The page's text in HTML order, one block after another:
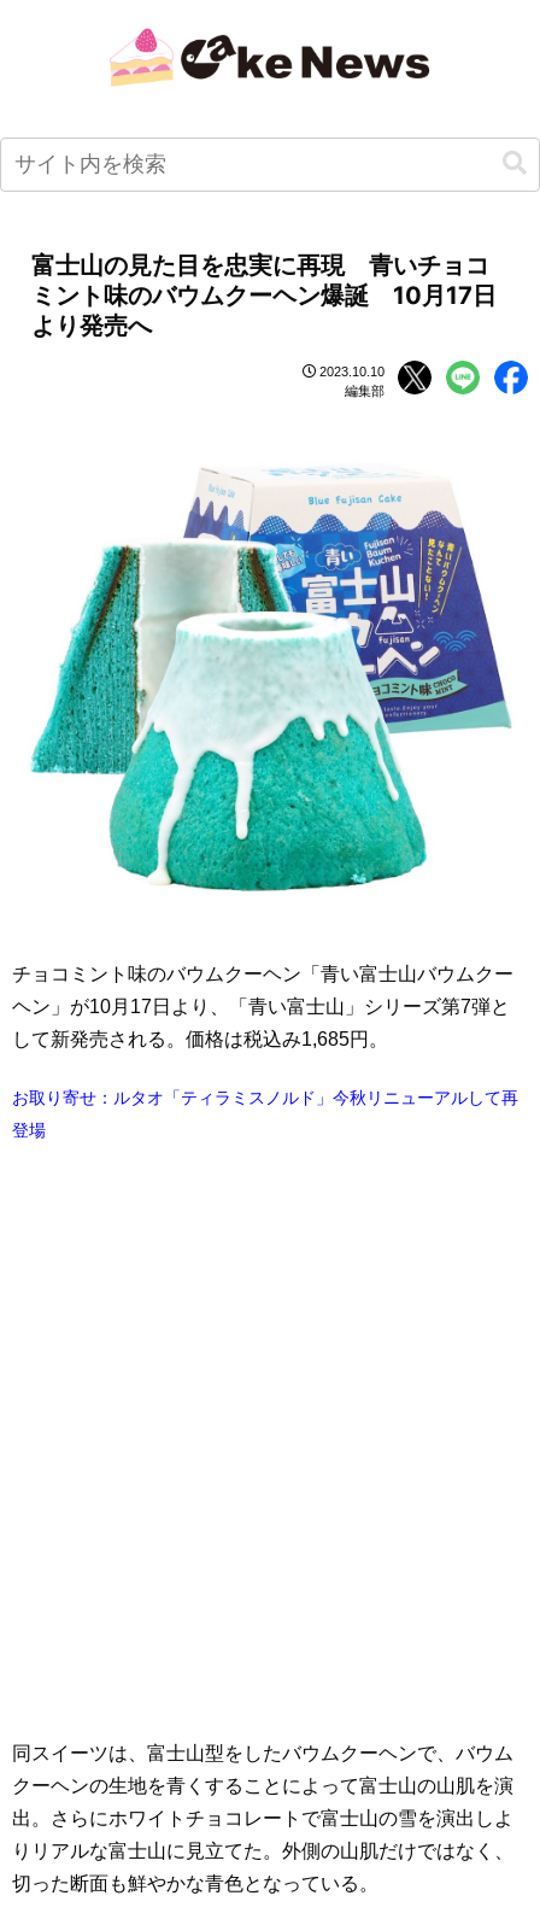
富士山の見た目を忠実に再現 青いチョコ
ミント味のバウムクーヘン爆誕 10月17日
より発売へ
2023.10.10
編集部
チョコミント味のバウムクーヘン「青い富士山バウムクー
ヘン」が10月17日より、「青い富士山」シリーズ第7弾と
して新発売される。価格は税込み1,685円。
お取り寄せ：ルタオ「ティラミスノルド」今秋リニューアルして再
登場
同スイーツは、富士山型をしたバウムクーヘンで、バウム
クーヘンの生地を青くすることによって富士山の山肌を演
出。さらにホワイトチョコレートで富士山の雪を演出しよ
りリアルな富士山に見立てた。外側の山肌だけではなく、
切った断面も鮮やかな青色となっている。